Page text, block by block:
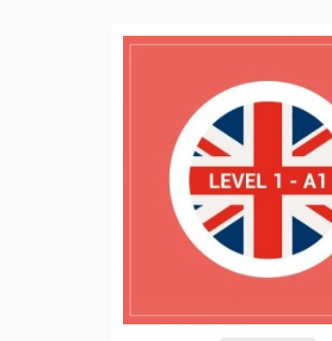
Descuentos especiales
Sin requisitos de acceso
Diploma